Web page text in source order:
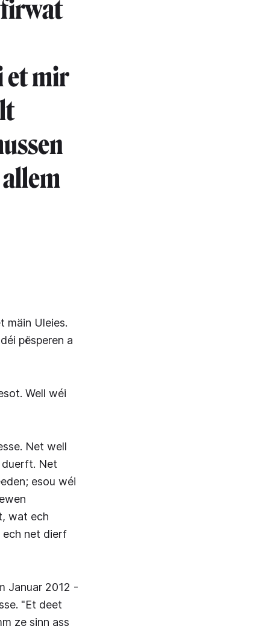
et mir
mäin Uleies.
pësperen a
Well wéi
Net well
duerft. Net
esou wéi
wat ech
ech net dierf
Januar 2012 -
"Et deet
ze sinn ass